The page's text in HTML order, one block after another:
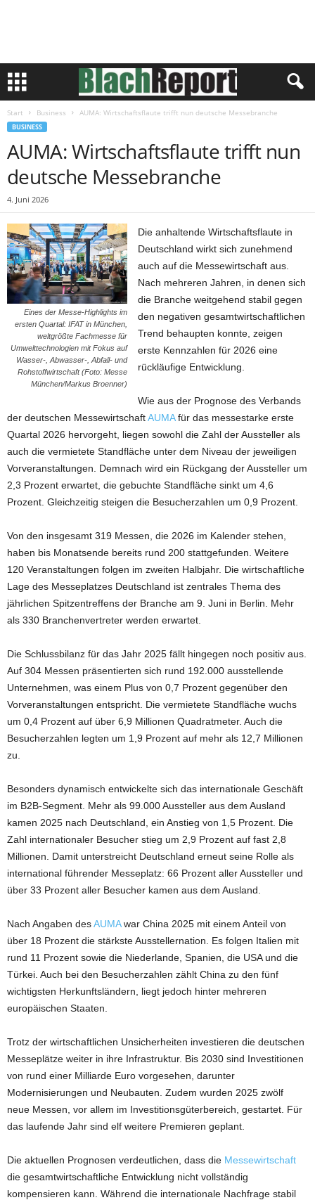
Start Business AUMA: Wirtschaftsflaute trifft nun deutsche Messebranche
BUSINESS
AUMA: Wirtschaftsflaute trifft nun
deutsche Messebranche
4. Juni 2026
Eines der Messe-Highlights im
ersten Quartal: IFAT in München,
weltgrößte Fachmesse für
Umwelttechnologien mit Fokus auf
Wasser-, Abwasser-, Abfall- und
Rohstoffwirtschaft (Foto: Messe
München/Markus Broenner)
Die anhaltende Wirtschaftsflaute in
Deutschland wirkt sich zunehmend
auch auf die Messewirtschaft aus.
Nach mehreren Jahren, in denen sich
die Branche weitgehend stabil gegen
den negativen gesamtwirtschaftlichen
Trend behaupten konnte, zeigen
erste Kennzahlen für 2026 eine
rückläufige Entwicklung.
Wie aus der Prognose des Verbands
der deutschen MessewirtschaftAUMAfür das messestarke erste
Quartal 2026 hervorgeht, liegen sowohl die Zahl der Aussteller als
auch die vermietete Standfläche unter dem Niveau der jeweiligen
Vorveranstaltungen. Demnach wird ein Rückgang der Aussteller um
2,3 Prozent erwartet, die gebuchte Standfläche sinkt um 4,6
Prozent. Gleichzeitig steigen die Besucherzahlen um 0,9 Prozent.
Von den insgesamt 319 Messen, die 2026 im Kalender stehen,
haben bis Monatsende bereits rund 200 stattgefunden. Weitere
120 Veranstaltungen folgen im zweiten Halbjahr. Die wirtschaftliche
Lage des Messeplatzes Deutschland ist zentrales Thema des
jährlichen Spitzentreffens der Branche am 9. Juni in Berlin. Mehr
als 330 Branchenvertreter werden erwartet.
Die Schlussbilanz für das Jahr 2025 fällt hingegen noch positiv aus.
Auf 304 Messen präsentierten sich rund 192.000 ausstellende
Unternehmen, was einem Plus von 0,7 Prozent gegenüber den
Vorveranstaltungen entspricht. Die vermietete Standfläche wuchs
um 0,4 Prozent auf über 6,9 Millionen Quadratmeter. Auch die
Besucherzahlen legten um 1,9 Prozent auf mehr als 12,7 Millionen
zu.
Besonders dynamisch entwickelte sich das internationale Geschäft
im B2B-Segment. Mehr als 99.000 Aussteller aus dem Ausland
kamen 2025 nach Deutschland, ein Anstieg von 1,5 Prozent. Die
Zahl internationaler Besucher stieg um 2,9 Prozent auf fast 2,8
Millionen. Damit unterstreicht Deutschland erneut seine Rolle als
international führender Messeplatz: 66 Prozent aller Aussteller und
über 33 Prozent aller Besucher kamen aus dem Ausland.
Nach Angaben desAUMAwar China 2025 mit einem Anteil von
über 18 Prozent die stärkste Ausstellernation. Es folgen Italien mit
rund 11 Prozent sowie die Niederlande, Spanien, die USA und die
Türkei. Auch bei den Besucherzahlen zählt China zu den fünf
wichtigsten Herkunftsländern, liegt jedoch hinter mehreren
europäischen Staaten.
Trotz der wirtschaftlichen Unsicherheiten investieren die deutschen
Messeplätze weiter in ihre Infrastruktur. Bis 2030 sind Investitionen
von rund einer Milliarde Euro vorgesehen, darunter
Modernisierungen und Neubauten. Zudem wurden 2025 zwölf
neue Messen, vor allem im Investitionsgüterbereich, gestartet. Für
das laufende Jahr sind elf weitere Premieren geplant.
Die aktuellen Prognosen verdeutlichen, dass die Messewirtschaft
die gesamtwirtschaftliche Entwicklung nicht vollständig
kompensieren kann. Während die internationale Nachfrage stabil